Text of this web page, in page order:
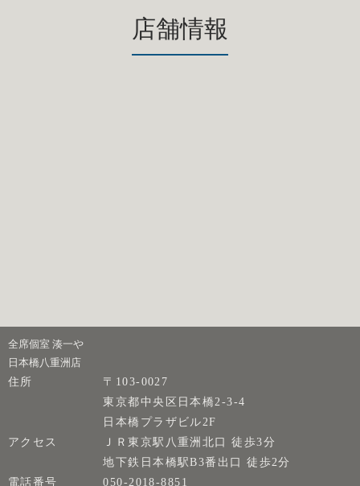
店舗情報
全席個室 湊一や
日本橋八重洲店
住所
〒103-0027
東京都中央区日本橋2-3-4
日本橋プラザビル2F
アクセス
ＪＲ東京駅八重洲北口 徒歩3分
地下鉄日本橋駅B3番出口 徒歩2分
電話番号
050-2018-8851